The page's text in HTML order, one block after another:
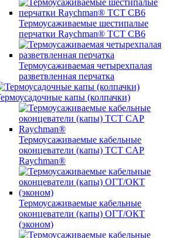
Термоусаживаемые шестипалые
перчатки Raychman® ТСТ СВ6
Термоусаживаемая четырехпалая
разветвленная перчатка
капы (колпачки)
Термоусаживаемые кабельные
оконцеватели (капы) ТCT CAP
Raychman®
Термоусаживаемые кабельные
оконцеватели (капы) ОГТ/ОКТ
(эконом)